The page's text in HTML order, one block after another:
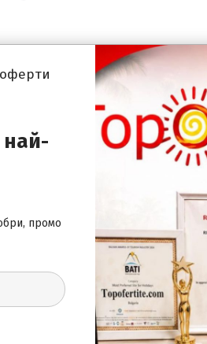
оферти
най-
промо